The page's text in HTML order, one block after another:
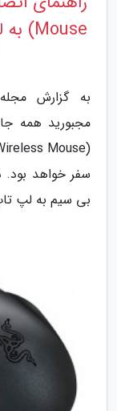
Mouse) به لپ تاپ
به گزارش
مجبورید همه
سفر خواهد بود.
بی سیم به لپ